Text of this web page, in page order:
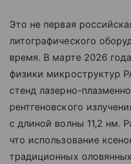
Это не первая
литографического
время. В марте 2026
физики микроструктур
стенд лазерно-
рентгеновского
с длиной волны 11,2 нм.
что использование
традиционных